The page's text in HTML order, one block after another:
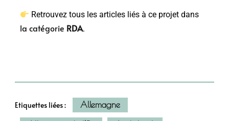
Retrouvez tous les articles liés à ce projet dans
la catégorie RDA.
Etiquettes liées :
Allemagne